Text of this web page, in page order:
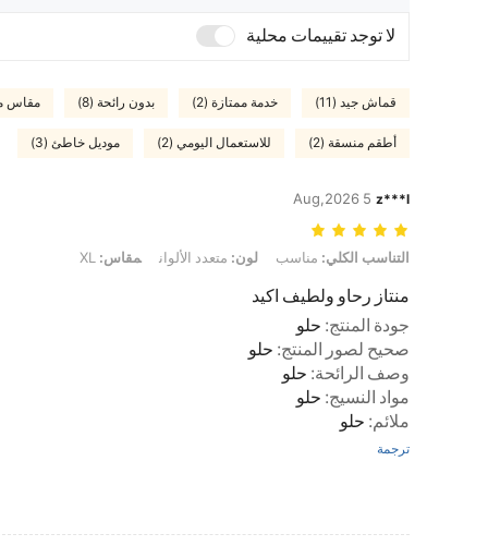
لا توجد تقييمات محلية
قماش جيد (11) خدمة ممتازة (2) بدون رائحة (8) مقاس
أطقم منسقة (2) للاستعمال اليومي (2) موديل خاطئ (3)
z***l
5 Aug,2026
التناسب الكلي: مناسب, لون: متعدد الألوان, مقاس: XL
التناسب الكلي: مناسب لون: متعدد الألوان مقاس:
منتاز رحاو ولطيف اكيد
جودة المنتج: حلو
صحيح لصور المنتج: حلو
وصف الرائحة: حلو
مواد النسيج: حلو
ملائم: حلو
ترجمة